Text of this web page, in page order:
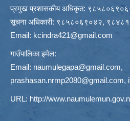
प्रमुख प्रशासकीय अधिकृत:
सूचना अधिकारी: ९८५८०६९०४२,
Email: kcindra421@gmail.com
गाउँपालिका इमेल:
Email: naumulegapa@gmail.com,
prashasan.nrmp2080@gmail.com,
URL: http://